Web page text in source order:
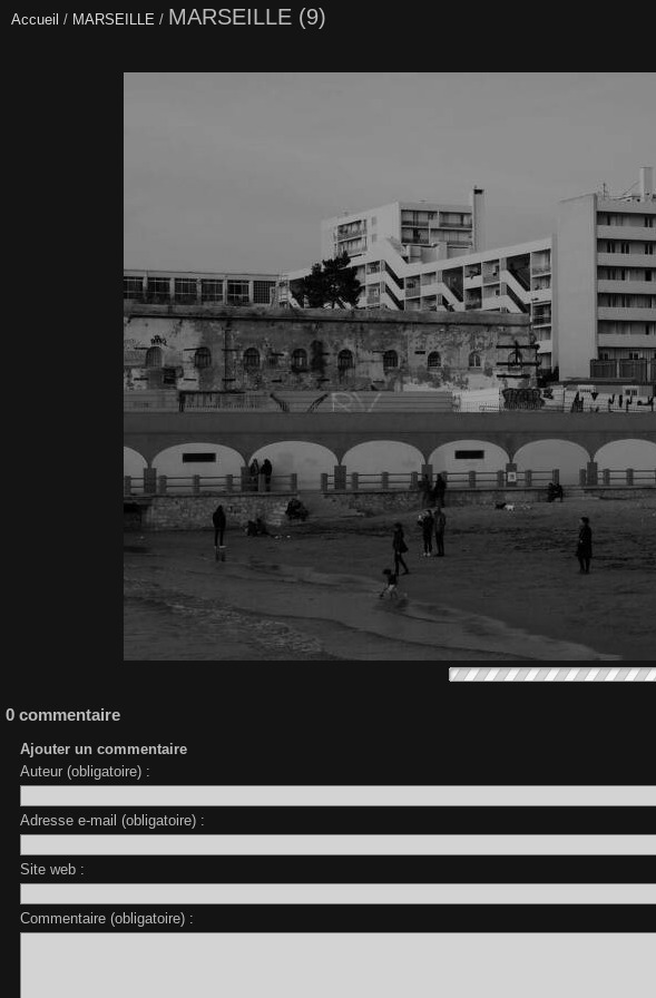
Accueil / MARSEILLE / MARSEILLE (9)
0 commentaire
Ajouter un commentaire
Auteur (obligatoire) :
Adresse e-mail (obligatoire) :
Site web :
Commentaire (obligatoire) :